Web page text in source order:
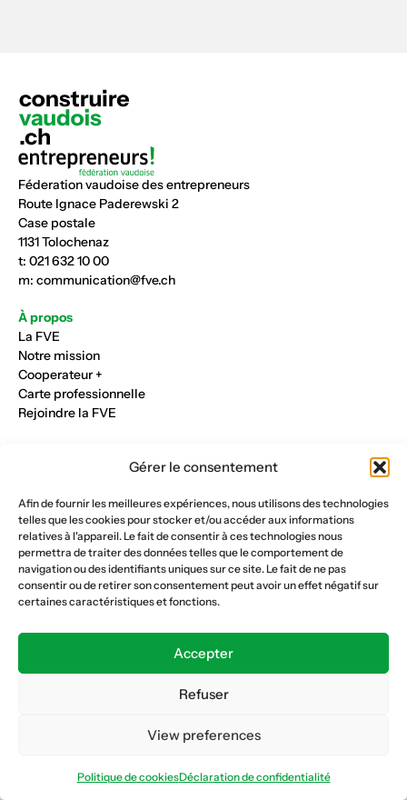
Gérer le consentement
Afin de fournir les meilleures expériences, nous utilisons des technologies
telles que les cookies pour stocker et/ou accéder aux informations
relatives à l'appareil. Le fait de consentir à ces technologies nous
permettra de traiter des données telles que le comportement de
navigation ou des identifiants uniques sur ce site. Le fait de ne pas
consentir ou de retirer son consentement peut avoir un effet négatif sur
certaines caractéristiques et fonctions.
Accepter
Refuser
View preferences
Politique de cookiesDéclaration de confidentialité
Féderation vaudoise des entrepreneurs
Route Ignace Paderewski 2
Case postale
1131 Tolochenaz
t: 021 632 10 00
m: communication@fve.ch
À propos
La FVE
Notre mission
Cooperateur +
Carte professionnelle
Rejoindre la FVE
Maçonnerie et génie civil
Parqueterie et sols
Menuiserie et bois
Plâtrerie et peinture
Nous suivre
Formation continue
Caisse AVS 66.1
© Copyright 2026 FVE
Website :